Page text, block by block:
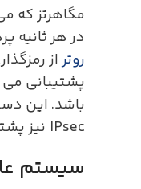
مگاهرتز که
در هر ثانیه
روتراز
پشتیبانی
باشد. این
IPsec نیز پشتیبانی می کند.
سیستم